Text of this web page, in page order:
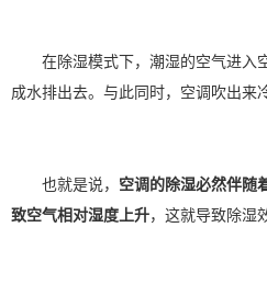
在除湿模式下，潮湿的空气进入
成水排出去。与此同时，空调吹出来
也就是说， 空调的除湿必然伴随
致空气相对湿度上升，这就导致除湿